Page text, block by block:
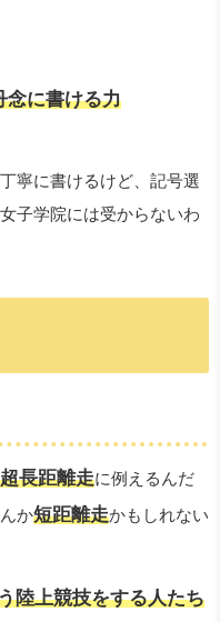
念に書ける力
寧に書けるけど、記号選
子学院には受からないわ
超長距離走に例えるんだ
か短距離走かもしれない
陸上競技をする人たち